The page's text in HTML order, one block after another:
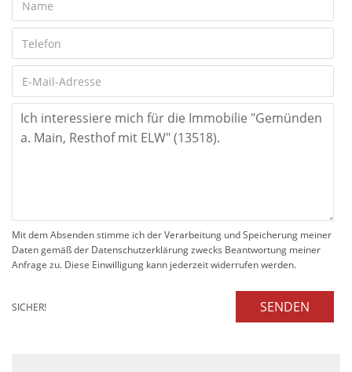
Mit dem Absenden stimme ich der Verarbeitung und Speicherung meiner
Daten gemäß der Datenschutzerklärung zwecks Beantwortung meiner
Anfrage zu. Diese Einwilligung kann jederzeit widerrufen werden.
SICHER! SENDEN